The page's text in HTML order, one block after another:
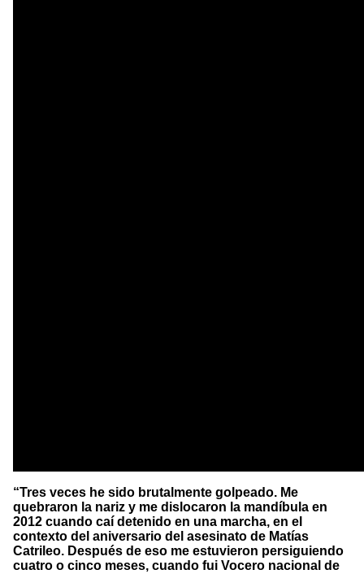
“Tres veces he sido brutalmente golpeado. Me
quebraron la nariz y me dislocaron la mandíbula en
2012 cuando caí detenido en una marcha, en el
contexto del aniversario del asesinato de Matías
Catrileo. Después de eso me estuvieron persiguiendo
cuatro o cinco meses, cuando fui Vocero nacional de